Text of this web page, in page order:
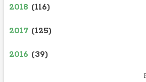
2018 (116)
2017 (125)
2016 (39)